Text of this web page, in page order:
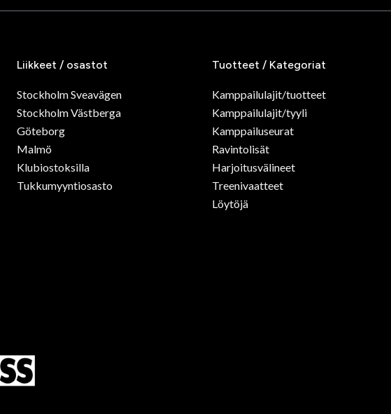
Liikkeet / osastot
Stockholm Sveavägen
Stockholm Västberga
Göteborg
Malmö
Klubiostoksilla
Tukkumyyntiosasto
Tuotteet / Kategoriat
Kamppailulajit/tuotteet
Kamppailulajit/tyyli
Kamppailuseurat
Ravintolisät
Harjoitusvälineet
Treenivaatteet
Löytöjä